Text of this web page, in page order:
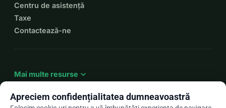
Centru de asistență
Taxe
Contactează-ne
Mai multe resurse expand_more
Apreciem confidențialitatea dumneavoastră